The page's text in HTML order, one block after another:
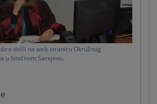
došli na web stranicu Okružnog
u Istočnom Sarajevu.